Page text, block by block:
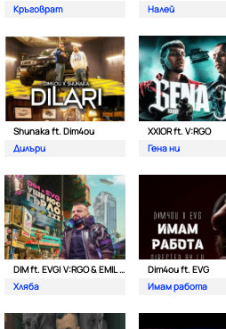
Кръговрат
Налей
Shunaka ft. Dim4ou
Дилъри
XXIOR ft. V:RGO
Гена ни
DIM ft. EVG| V:RGO & EMIL TRF
Хляба
Dim4ou ft. EVG
Имам работа